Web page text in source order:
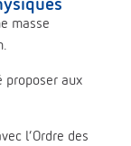
masse
proposer aux
l’Ordre des